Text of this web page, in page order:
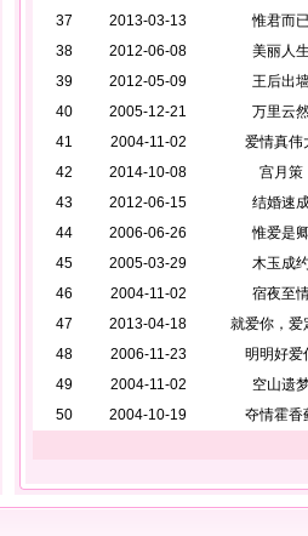
37
2013-03-13
惟君而
38
2012-06-08
美丽人
39
2012-05-09
王后出
40
2005-12-21
万里云
41
2004-11-02
爱情真伟
42
2014-10-08
宫月策
43
2012-06-15
结婚速
44
2006-06-26
惟爱是
45
2005-03-29
木玉成
46
2004-11-02
宿夜至
47
2013-04-18
就爱你，爱
48
2006-11-23
明明好爱
49
2004-11-02
空山遗
50
2004-10-19 夺情霍香